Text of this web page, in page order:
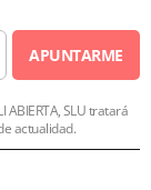
APUNTARME
ABIERTA, SLU tratará
actualidad.